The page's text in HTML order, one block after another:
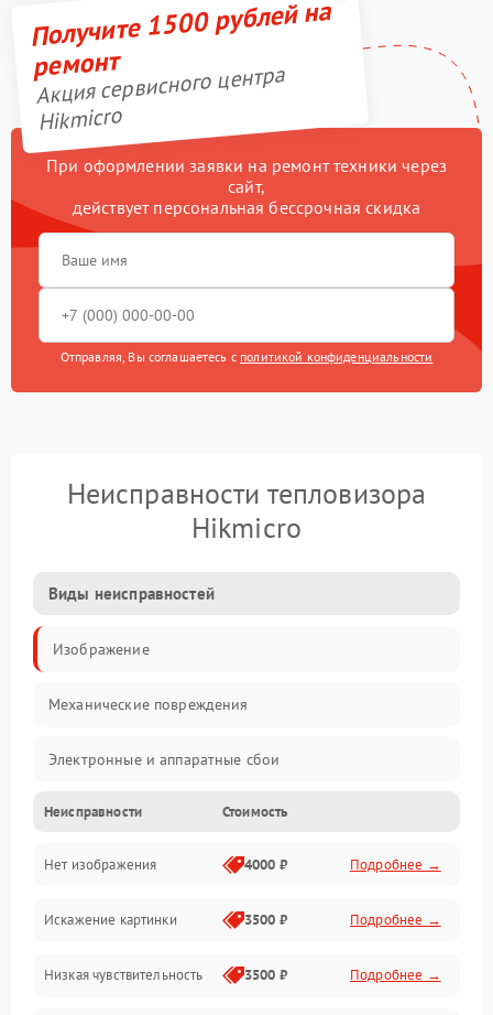
Получите 1500 рублей на
ремонт
Акция сервисного центра
Hikmicro
При оформлении заявки на ремонт техники через
сайт,
действует персональная бессрочная скидка
Отправляя, Вы соглашаетесь с политикой конфиденциальности
Неисправности тепловизора
Hikmicro
Виды неисправностей
Изображение
Механические повреждения
Электронные и аппаратные сбои
Неисправности сенсора и оптики
Программные ошибки
Электропитание
Измерения
Неисправности Стоимость
Нет изображения 4000 ₽ Подробнее →
Искажение картинки 3500 ₽ Подробнее →
Низкая чувствительность 3500 ₽ Подробнее →